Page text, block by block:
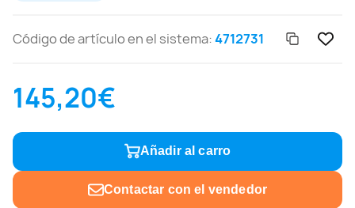
Código de artículo en el sistema:4712731
145,20€
Añadir al carro
Contactar con el vendedor